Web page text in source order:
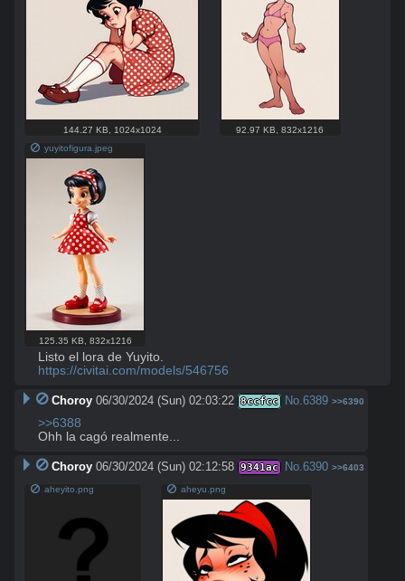
144.27 KB 1024x1024 92.97 KB ,832x1216
yuyitofigura.jpeg
125.35 KB 832x1216
https://civitai.com/models/546756
Choroy 06/30/2024 (Sun) 02:03:22 8ccfcc No.6389 >>6390
>>6388
Ohh la cagó realmente...
Choroy 06/30/2024 (Sun) 02:12:58 9341ac No.6390 >>6403
aheyito.png aheyu.png